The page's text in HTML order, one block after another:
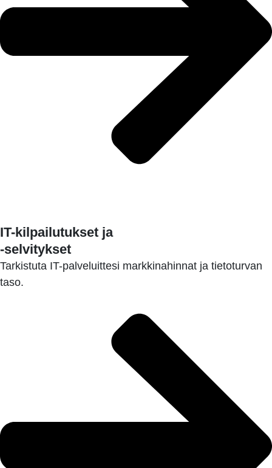
IT-kilpailutukset ja
-selvitykset
Tarkistuta IT-palveluittesi markkinahinnat ja tietoturvan
taso.